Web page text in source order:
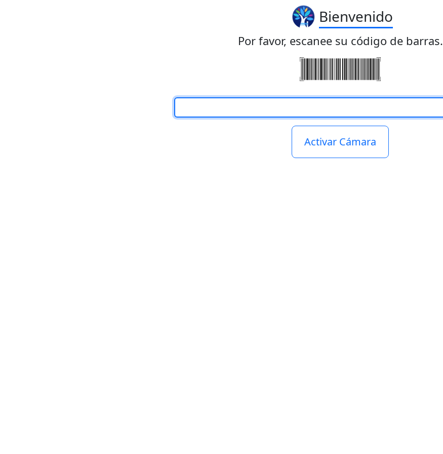
Bienvenido
Por favor, escanee su código de barras.